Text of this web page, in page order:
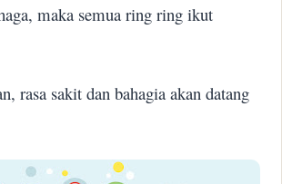
maka semua ring ring ikut
rasa sakit dan bahagia akan datang